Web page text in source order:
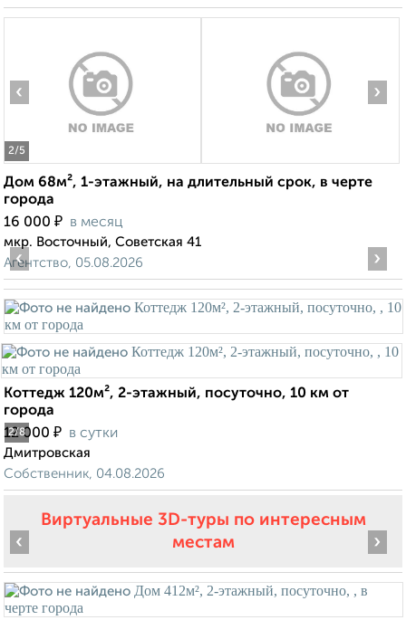
2/5
‹ ›
Дом 68м², 1-этажный, на длительный срок, в черте
города
16 000 ₽ в месяц
мкр. Восточный, Советская 41
Агентство, 05.08.2026
2/8
‹ ›
Коттедж 120м², 2-этажный, посуточно, 10 км от
города
12 000 ₽ в сутки
Дмитровская
Собственник, 04.08.2026
Виртуальные 3D-туры по интересным
местам
‹ ›